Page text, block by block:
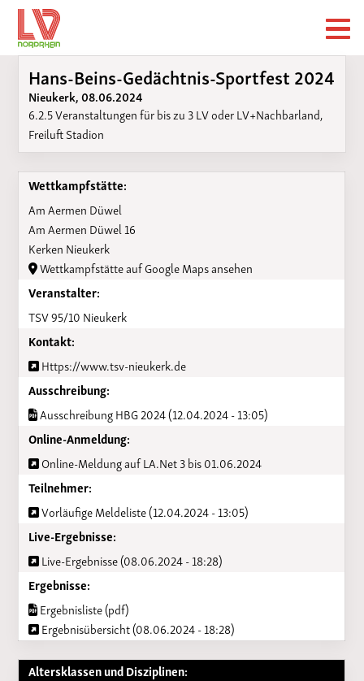
Hans-Beins-Gedächtnis-Sportfest 2024
Nieukerk, 08.06.2024
6.2.5 Veranstaltungen für bis zu 3 LV oder LV+Nachbarland,
Freiluft Stadion
Wettkampfstätte:
Am Aermen Düwel
Am Aermen Düwel 16
Kerken Nieukerk
Wettkampfstätte auf Google Maps ansehen
Veranstalter:
TSV 95/10 Nieukerk
Kontakt:
Https://www.tsv-nieukerk.de
Ausschreibung:
Ausschreibung HBG 2024 (12.04.2024 - 13:05)
Online-Anmeldung:
Online-Meldung auf LA.Net 3 bis 01.06.2024
Teilnehmer:
Vorläufige Meldeliste (12.04.2024 - 13:05)
Live-Ergebnisse:
Live-Ergebnisse (08.06.2024 - 18:28)
Ergebnisse:
Ergebnisliste (pdf)
Ergebnisübersicht (08.06.2024 - 18:28)
Altersklassen und Disziplinen: